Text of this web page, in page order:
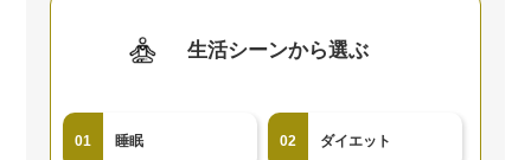
生活シーンから選ぶ
01 睡眠 02 ダイエット